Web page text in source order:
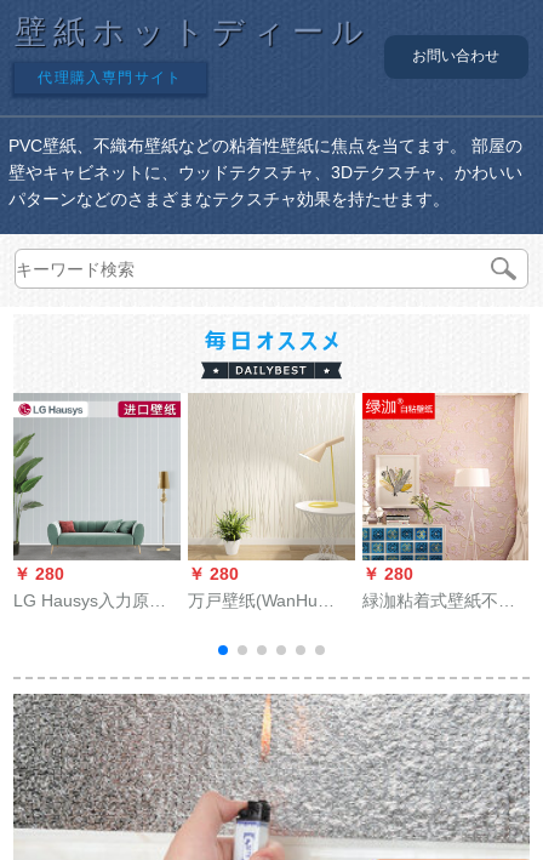
壁紙ホットディール
代理購入専門サイト
お問い合わせ
PVC壁紙、不織布壁紙などの粘着性壁紙に焦点を当てます。 部屋の
壁やキャビネットに、ウッドテクスチャ、3Dテクスチャ、かわいい
パターンなどのさまざまなテクスチャ効果を持たせます。
￥ 280
LG Hausys入力原装
大巻16.43平1069-2縦
縞灰色一巻16.43平
￥ 280
万戸壁纸(WanHu
代无地の月光森林縦
縞壁纸の家装が壁纸
を贴り付けてありま
す。厚いマット版
7061メトルの白を満
载しています。
￥ 280
緑泇粘着式壁紙不織
ビ背景の壁紙を直接
貼ります。6024ピン
ク/5 m*0.53 m